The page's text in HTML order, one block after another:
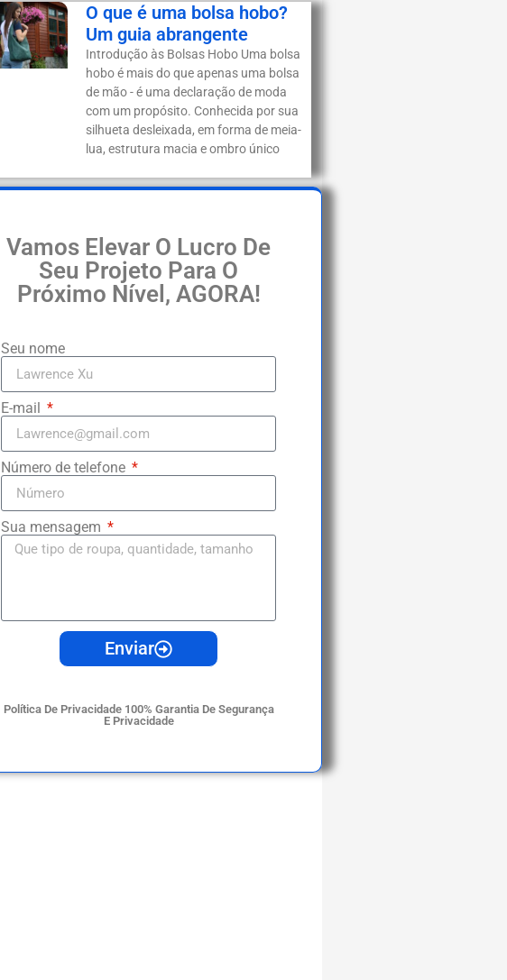
O que é uma bolsa hobo?
Um guia abrangente
Introdução às Bolsas Hobo Uma bolsa
hobo é mais do que apenas uma bolsa
de mão - é uma declaração de moda
com um propósito. Conhecida por sua
silhueta desleixada, em forma de meia-
lua, estrutura macia e ombro único
Vamos Elevar O Lucro De
Seu Projeto Para O
Próximo Nível, AGORA!
Seu nome
E-mail
Número de telefone
Sua mensagem
Enviar
Política De Privacidade 100% Garantia De Segurança
E Privacidade